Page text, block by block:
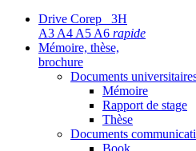
Drive Corep 3H
A3 A4 A5 A6 rapide
Mémoire, thèse,
brochure
Documents
Mémoire
Rapport de stage
Thèse
Documents
Book